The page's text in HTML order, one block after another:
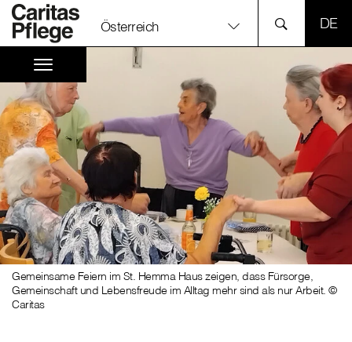
Österreich
Gemeinsame Feiern im St. Hemma Haus zeigen, dass Fürsorge,
Gemeinschaft und Lebensfreude im Alltag mehr sind als nur Arbeit. ©
Caritas